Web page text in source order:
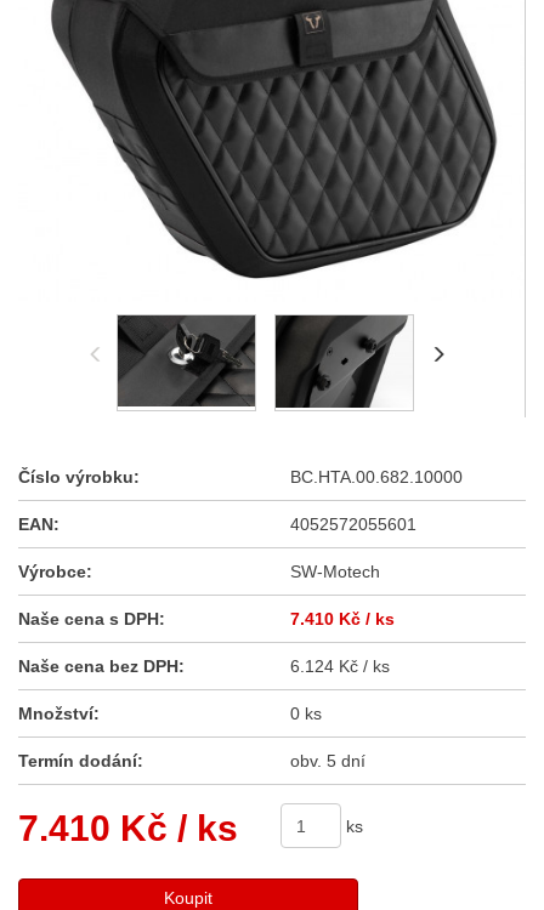
Číslo výrobku: BC.HTA.00.682.10000
EAN: 4052572055601
Výrobce: SW-Motech
Naše cena s DPH: 7.410 Kč / ks
Naše cena bez DPH: 6.124 Kč / ks
Množství: 0 ks
Termín dodání: obv. 5 dní
7.410 Kč / ks ks
Koupit